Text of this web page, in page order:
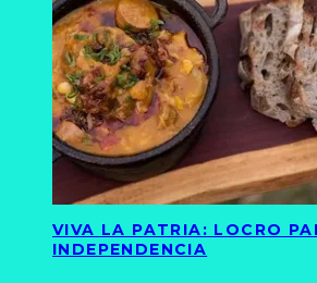
VIVA LA PATRIA: LOCRO
INDEPENDENCIA